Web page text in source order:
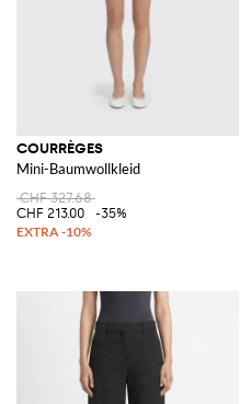
COURRÈGES
Mini-Baumwollkleid
CHF 327.68
CHF 213.00
-35%